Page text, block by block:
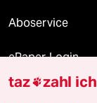
Aboservice
ePaper Login
Downloads für
taz zahl ich